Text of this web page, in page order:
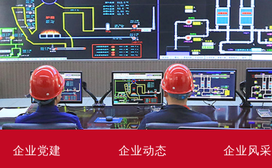
企业党建 企业动态 企业风采